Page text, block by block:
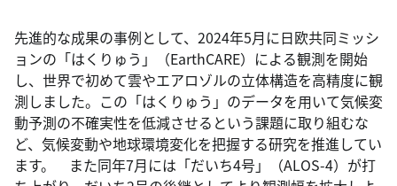
先進的な成果の事例として、2024年5月に日欧共同ミッシ
ョンの「はくりゅう」（EarthCARE）による観測を開始
し、世界で初めて雲やエアロゾルの立体構造を高精度に観
測しました。この「はくりゅう」のデータを用いて気候変
動予測の不確実性を低減させるという課題に取り組むな
ど、気候変動や地球環境変化を把握する研究を推進してい
ます。 また同年7月には「だいち4号」（ALOS-4）が打